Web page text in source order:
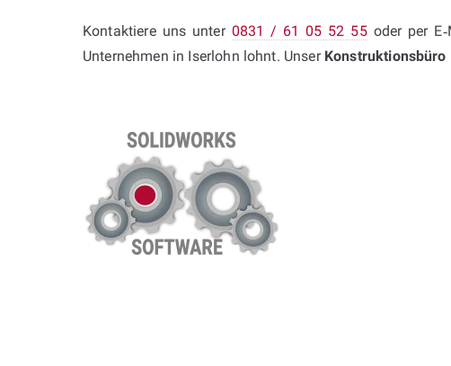
Kontaktiere uns unter 0831 / 61 05 52 55oder per
Unternehmen in Iserlohn lohnt. Unser